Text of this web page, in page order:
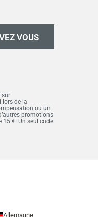
VOUS
sur
lors de la
ou un
promotions
15 €. Un seul code
Allemagne